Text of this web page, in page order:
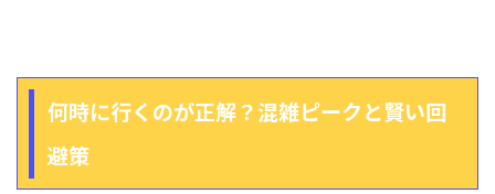
何時に行くのが正解？混雑ピークと賢い回
避策